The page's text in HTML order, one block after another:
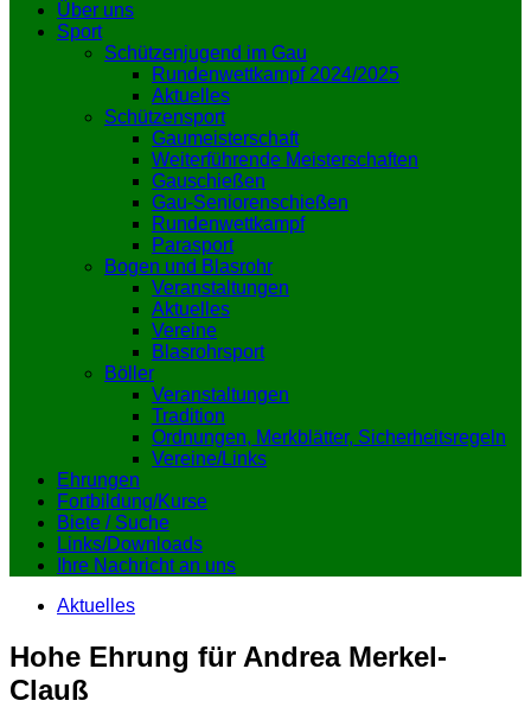
Über uns
Sport
Schützenjugend im Gau
Rundenwettkampf 2024/2025
Aktuelles
Schützensport
Gaumeisterschaft
Weiterführende Meisterschaften
Gauschießen
Gau-Seniorenschießen
Rundenwettkampf
Parasport
Bogen und Blasrohr
Veranstaltungen
Aktuelles
Vereine
Blasrohrsport
Böller
Veranstaltungen
Tradition
Ordnungen, Merkblätter, Sicherheitsregeln
Vereine/Links
Ehrungen
Fortbildung/Kurse
Biete / Suche
Links/Downloads
Ihre Nachricht an uns
Aktuelles
Hohe Ehrung für Andrea Merkel-
Clauß